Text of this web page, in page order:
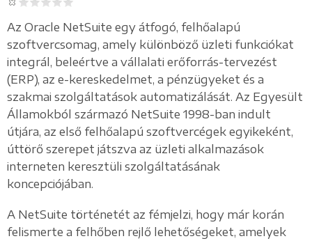
Az Oracle NetSuite egy átfogó, felhőalapú
szoftvercsomag, amely különböző üzleti funkciókat
integrál, beleértve a vállalati erőforrás-tervezést
(ERP), az e-kereskedelmet, a pénzügyeket és a
szakmai szolgáltatások automatizálását. Az Egyesült
Államokból származó NetSuite 1998-ban indult
útjára, az első felhőalapú szoftvercégek egyikeként,
úttörő szerepet játszva az üzleti alkalmazások
interneten keresztüli szolgáltatásának
koncepciójában.
A NetSuite történetét az fémjelzi, hogy már korán
felismerte a felhőben rejlő lehetőségeket, amelyek